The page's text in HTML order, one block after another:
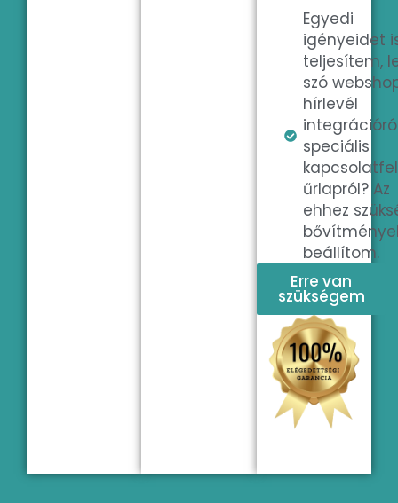
Egyedi
igényeidet
teljesítem,
szó
hírlevél
speciális
űrlapról? Az
ehhez
beállítom.
Erre van
szükségem